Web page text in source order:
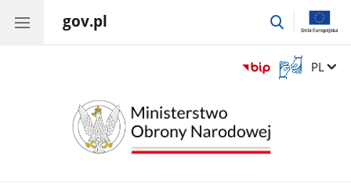
gov.pl
przejdź
Otwórz
okno
Zmień
PL